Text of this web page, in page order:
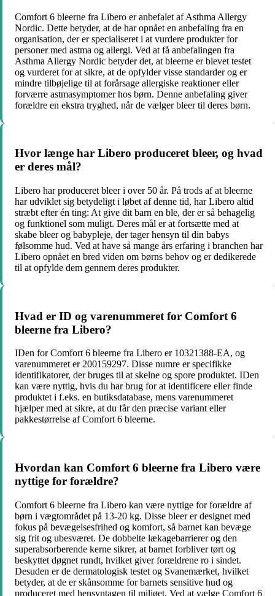
Comfort 6 bleerne fra Libero er anbefalet af Asthma Allergy
Nordic. Dette betyder, at de har opnået en anbefaling fra en
organisation, der er specialiseret i at vurdere produkter for
personer med astma og allergi. Ved at få anbefalingen fra
Asthma Allergy Nordic betyder det, at bleerne er blevet testet
og vurderet for at sikre, at de opfylder visse standarder og er
mindre tilbøjelige til at forårsage allergiske reaktioner eller
forværre astmasymptomer hos børn. Denne anbefaling giver
forældre en ekstra tryghed, når de vælger bleer til deres børn.
Hvor længe har Libero produceret bleer, og hvad
er deres mål?
Libero har produceret bleer i over 50 år. På trods af at bleerne
har udviklet sig betydeligt i løbet af denne tid, har Libero altid
stræbt efter én ting: At give dit barn en ble, der er så behagelig
og funktionel som muligt. Deres mål er at fortsætte med at
skabe bleer og babypleje, der tager hensyn til din babys
følsomme hud. Ved at have så mange års erfaring i branchen har
Libero opnået en bred viden om børns behov og er dedikerede
til at opfylde dem gennem deres produkter.
Hvad er ID og varenummeret for Comfort 6
bleerne fra Libero?
IDen for Comfort 6 bleerne fra Libero er 10321388-EA, og
varenummeret er 200159297. Disse numre er specifikke
identifikatorer, der bruges til at skelne og spore produktet. IDen
kan være nyttig, hvis du har brug for at identificere eller finde
produktet i f.eks. en butiksdatabase, mens varenummeret
hjælper med at sikre, at du får den præcise variant eller
pakkestørrelse af Comfort 6 bleerne.
Hvordan kan Comfort 6 bleerne fra Libero være
nyttige for forældre?
Comfort 6 bleerne fra Libero kan være nyttige for forældre af
børn i vægtområdet på 13-20 kg. Disse bleer er designet med
fokus på bevægelsesfrihed og komfort, så barnet kan bevæge
sig frit og ubesværet. De dobbelte lækagebarrierer og den
superabsorberende kerne sikrer, at barnet forbliver tørt og
beskyttet døgnet rundt, hvilket giver forældrene ro i sindet.
Desuden er de dermatologisk testet og Svanemærket, hvilket
betyder, at de er skånsomme for barnets sensitive hud og
produceret med hensyntagen til miljøet. Ved at vælge Comfort 6